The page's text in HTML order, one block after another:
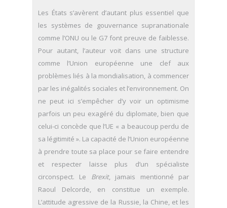
Les États s’avèrent d’autant plus essentiel que
les systèmes de gouvernance supranationale
comme l’ONU ou le G7 font preuve de faiblesse.
Pour autant, l’auteur voit dans une structure
comme l’Union européenne une clef aux
problèmes liés à la mondialisation, à commencer
par les inégalités sociales et l’environnement. On
ne peut ici s’empêcher d’y voir un optimisme
parfois un peu exagéré du diplomate, bien que
celui-ci concède que l’UE « a beaucoup perdu de
sa légitimité ». La capacité de l’Union européenne
à prendre toute sa place pour se faire entendre
et respecter laisse plus d’un spécialiste
circonspect. Le Brexit, jamais mentionné par
Raoul Delcorde, en constitue un exemple.
L’attitude agressive de la Russie, la Chine, et les